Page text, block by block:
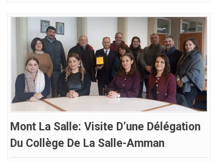
Mont La Salle: Visite D’une Délégation
Du Collège De La Salle-Amman